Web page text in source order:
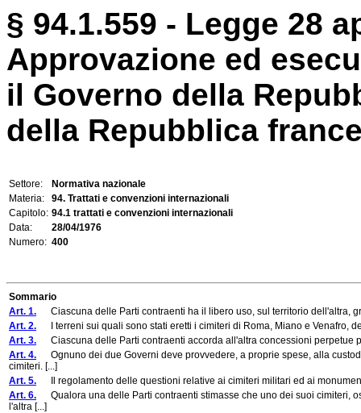
§ 94.1.559 - Legge 28
Approvazione ed
il Governo della
della Repubblica
Settore:
Normativa nazionale
Materia:
94. Trattati e convenzioni internazionali
Capitolo: 94.1 trattati e convenzioni internazionali
Data:
28/04/1976
Numero: 400
Sommario
Art. 1. Ciascuna delle Parti contraenti ha il libero uso, sul territorio dell'altra,
Art. 2. I terreni sui quali sono stati eretti i cimiteri di Roma, Miano e Venafro,
Art. 3. Ciascuna delle Parti contraenti accorda all'altra concessioni perpetue
Art. 4. Ognuno dei due Governi deve provvedere, a proprie spese, alla
cimiteri. [...]
Art. 5. Il regolamento delle questioni relative ai cimiteri militari ed ai
Art. 6. Qualora una delle Parti contraenti stimasse che uno dei suoi cimiteri,
l'altra [...]